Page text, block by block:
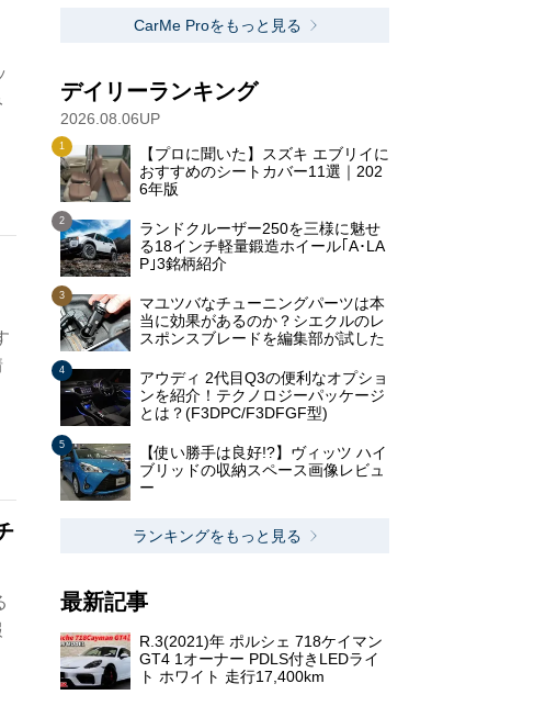
CarMe Proをもっと見る
デイリーランキング
2026.08.06UP
【プロに聞いた】スズキ エブリイに
おすすめのシートカバー11選｜202
6年版
ランドクルーザー250を三様に魅せ
る18インチ軽量鍛造ホイール｢A･LA
P｣3銘柄紹介
マユツバなチューニングパーツは本
当に効果があるのか？シエクルのレ
スポンスブレードを編集部が試した
アウディ 2代目Q3の便利なオプショ
ンを紹介！テクノロジーパッケージ
とは？(F3DPC/F3DFGF型)
【使い勝手は良好!?】ヴィッツ ハイ
ブリッドの収納スペース画像レビュ
ー
ランキングをもっと見る
最新記事
R.3(2021)年 ポルシェ 718ケイマン
GT4 1オーナー PDLS付きLEDライ
ト ホワイト 走行17,400km